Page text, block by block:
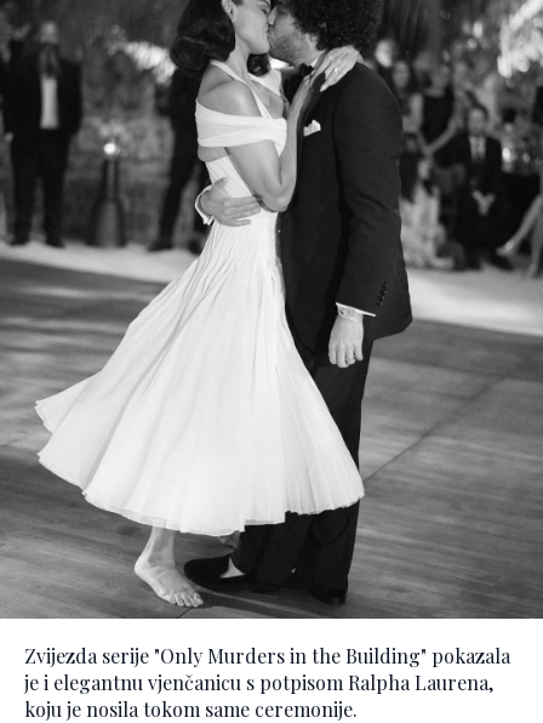
Zvijezda serije "Only Murders in the Building" pokazala
je i elegantnu vjenčanicu s potpisom Ralpha Laurena,
koju je nosila tokom same ceremonije.